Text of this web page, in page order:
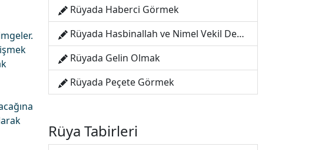
Rüyada Haberci Görmek
Rüyada Hasbinallah ve Nimel Vekil Demek
Rüyada Gelin Olmak
Rüyada Peçete Görmek
Rüya Tabirleri